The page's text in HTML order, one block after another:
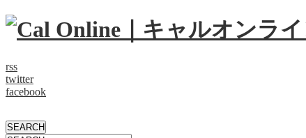
rss
twitter
facebook